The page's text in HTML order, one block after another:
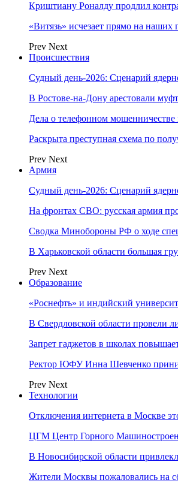
Криштиану Роналду продлил
«Витязь» исчезает прямо на наших
Prev Next
Происшествия
Судный день-2026: Сценарий
В Ростове-на-Дону арестовали
Дела о телефонном
Раскрыта преступная схема по
Prev Next
Армия
Судный день-2026: Сценарий
На фронтах СВО: русская армия
Сводка Минобороны РФ о ходе
В Харьковской области большая
Prev Next
Образование
«Роснефть» и индийский
В Свердловской области провели
Запрет гаджетов в школах
Ректор ЮФУ Инна Шевченко
Prev Next
Технологии
Отключения интернета в Москве
ЦГМ Центр Горного
В Новосибирской области
Жители Москвы пожаловались на